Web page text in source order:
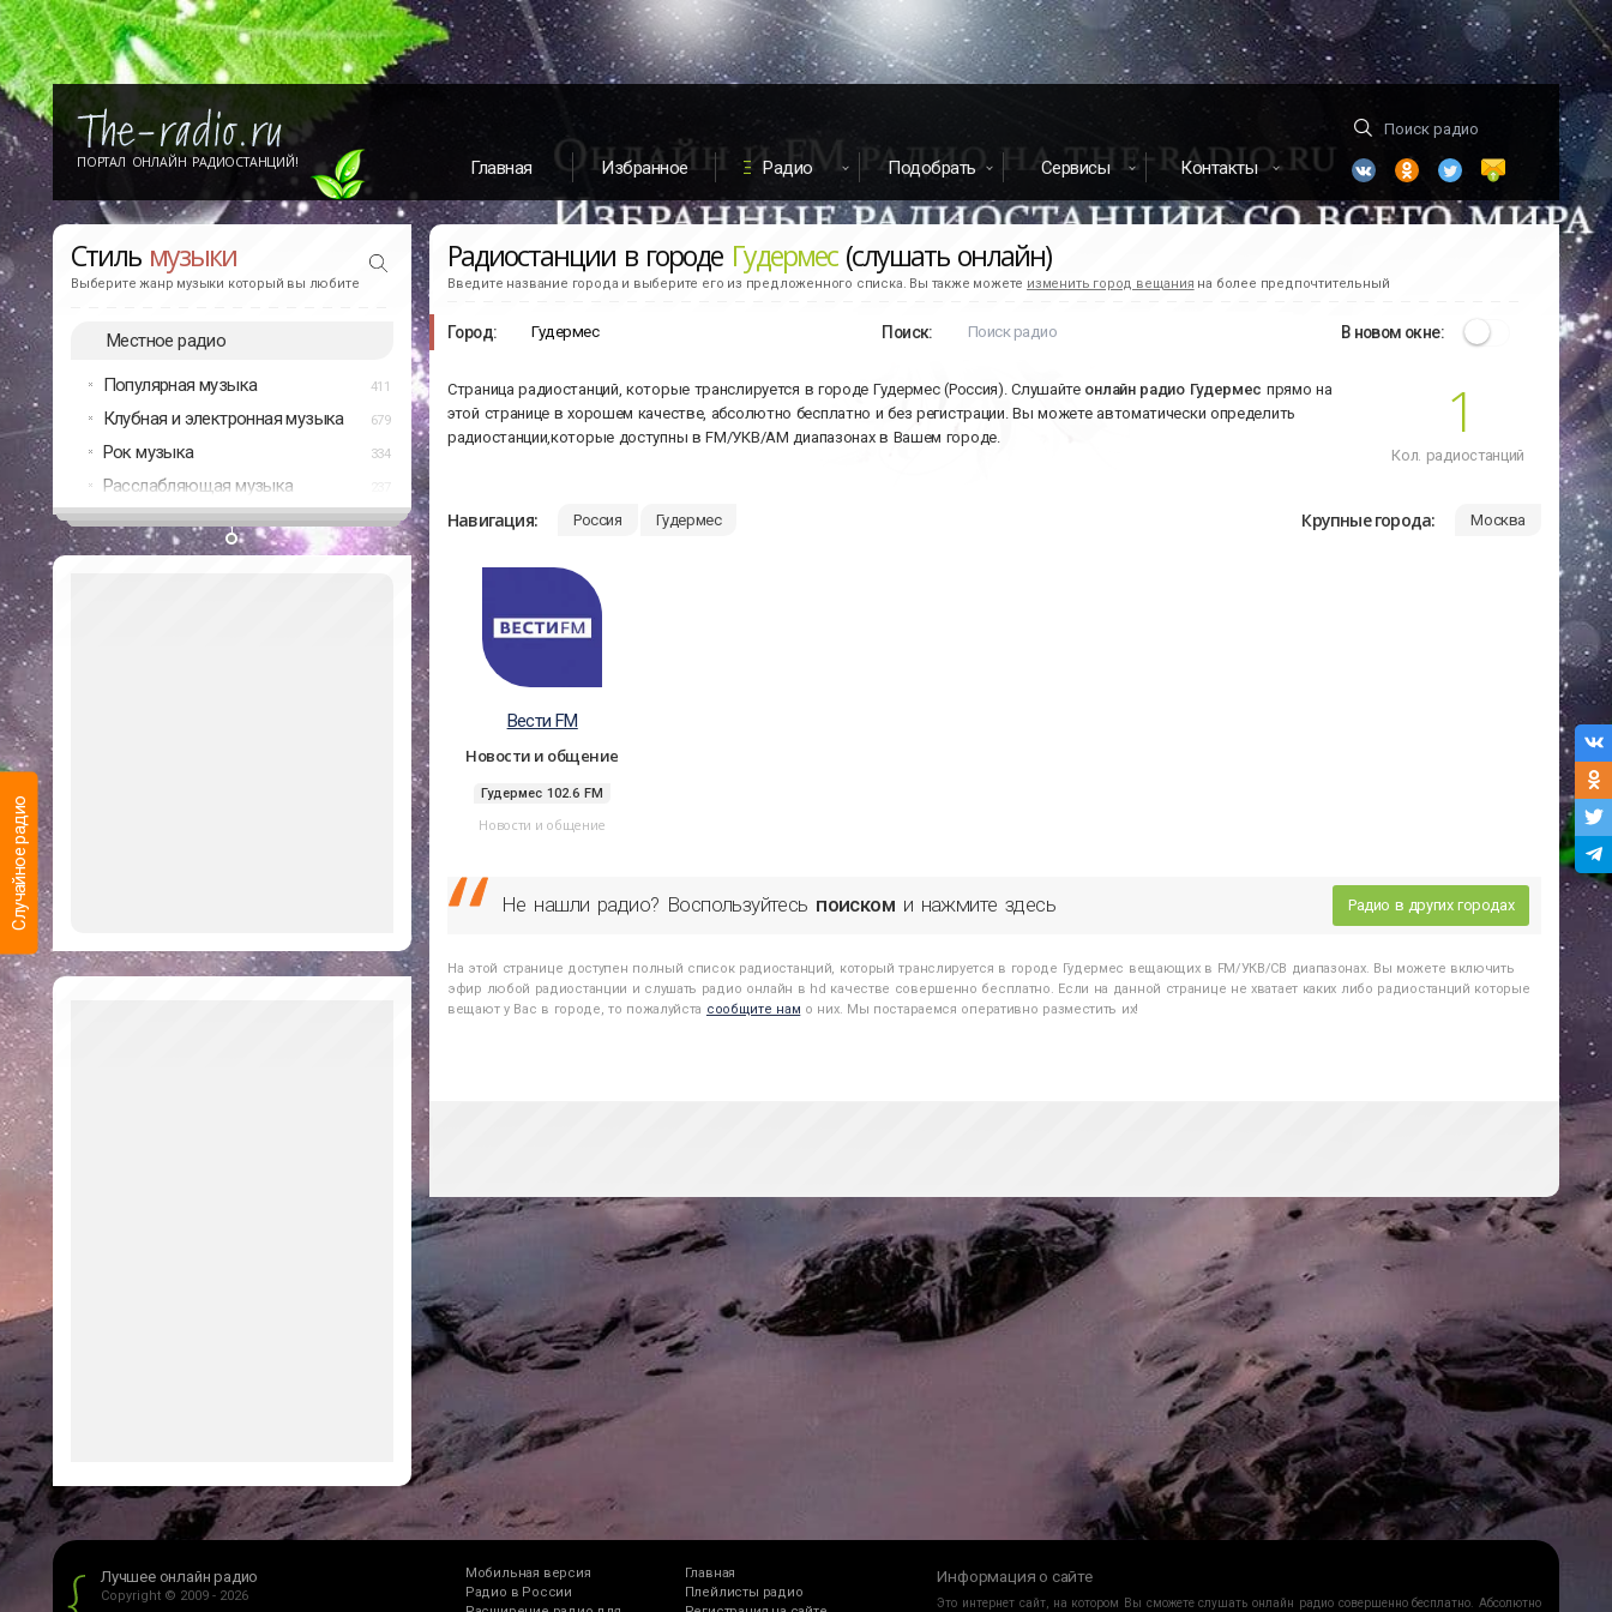
Случайное радио
ПОРТАЛ ОНЛАЙН РАДИОСТАНЦИЙ! Главная Избранное Радио Подобрать Сервисы Контакты
Стиль музыки
Выберите жанр музыки который вы любите
Местное радио
Популярная музыка 411
Клубная и электронная музыка 679
Рок музыка 334
Расслабляющая музыка
Радиостанции в городе Гудермес(слушать онлайн)
Введите название города и выберите его из предложенного списка. Вы также можете изменить город вещания на более предпочтительный
Город: Поиск: В новом окне:
Страница радиостанций, которые транслируется в городе Гудермес (Россия). Слушайте онлайн радио Гудермес прямо на
этой странице в хорошем качестве, абсолютно бесплатно и без регистрации. Вы можете автоматически определить
радиостанции,которые доступны в FM/УКВ/АМ диапазонах в Вашем городе.
1
Кол. радиостанций
Навигация: Россия Гудермес Крупные города: Москва
Вести FM
Новости и общение
Гудермес 102.6 FM
Новости и общение
Не нашли радио? Воспользуйтесь поиском и нажмите здесь Радио в других городах
На этой странице доступен полный список радиостанций, который транслируется в городе Гудермес вещающих в FM/УКВ/СВ диапазонах. Вы можете включить
эфир любой радиостанции и слушать радио онлайн в hd качестве совершенно бесплатно. Если на данной странице не хватает каких либо радиостанций которые
вещают у Вас в городе, то пожалуйста сообщите нам о них. Мы постараемся оперативно разместить их!
Лучшее онлайн радио
Copyright © 2009 - 2026
Мобильная версия
Главная
Радио в России
Плейлисты радио
Информация о сайте
Это интернет сайт, на котором Вы сможете слушать онлайн радио совершенно бесплатно. Абсолютно